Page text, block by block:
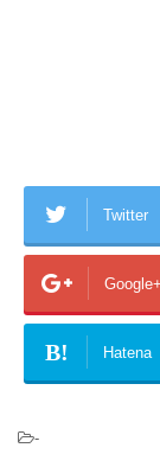
Twitter
Google+
B! Hatena
-